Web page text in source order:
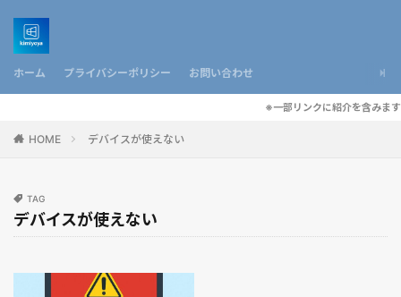
ホーム プライバシーポリシー お問い合わせ
※一部リンクに紹介を含みます
HOME デバイスが使えない
TAG
デバイスが使えない